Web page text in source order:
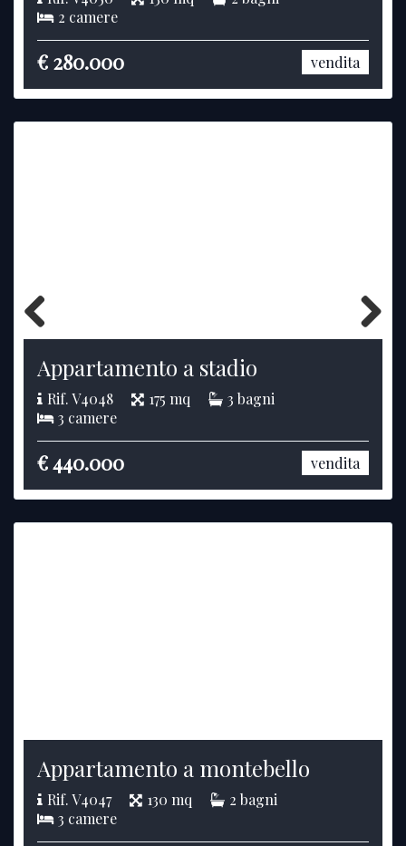
2 camere
€ 280.000 vendita
Previous Next
Appartamento a stadio
Rif. V4048 175 mq
3 bagni
3 camere
€ 440.000 vendita
Appartamento a montebello
Rif. V4047 130 mq
2 bagni
3 camere